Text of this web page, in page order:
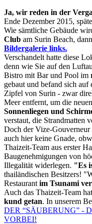
Ja, wir reden in der
Ende Dezember 2015,
Wie sämtliche Gebäude
Club am Surin Beach,
Bildergalerie links.
Verschandelt hatte diese
denn wie Sie auf den
Bistro mit Bar und Pool im
gebaut und befand sich
Zipfel von Surin - zwar
Meer entfernt, um die
Sonnenliegen und
verstaut, die Strandmatten
Doch der Vize-Gouverneur
auch hier keine Gnade,
Thaizeit-Team aus erster
Baugenehmigungen von
Illegalität widerlegen. "Es
thailändischen Besitzers!
Restaurant im Tsunami
Auch das Thaizeit-Team
kund getan. In unserem
DER “SÄUBERUNG” -
VORBEI!